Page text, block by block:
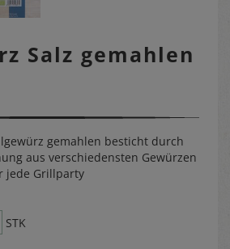
Salz gemahlen
gemahlen besticht durch
aus verschiedensten Gewürzen
jede Grillparty
STK